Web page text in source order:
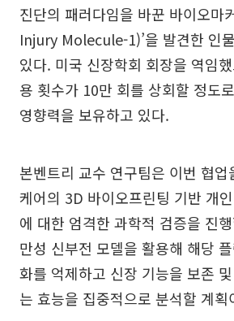
진단의 패러다임을 바꾼 바이오마
Injury Molecule-1)’을 발견한 인
있다. 미국 신장학회 회장을 역임
용 횟수가 10만 회를 상회할 정도
영향력을 보유하고 있다.
본벤트리 교수 연구팀은 이번 협
케어의 3D 바이오프린팅 기반 개
에 대한 엄격한 과학적 검증을 진
만성 신부전 모델을 활용해 해당
화를 억제하고 신장 기능을 보존
는 효능을 집중적으로 분석할 계획